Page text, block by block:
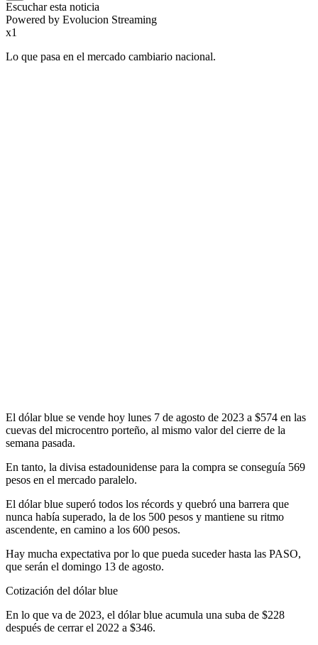
Escuchar esta noticia
Powered by Evolucion Streaming
x1
Lo que pasa en el mercado cambiario nacional.
El dólar blue se vende hoy lunes 7 de agosto de 2023 a $574 en las
cuevas del microcentro porteño, al mismo valor del cierre de la
semana pasada.
En tanto, la divisa estadounidense para la compra se conseguía 569
pesos en el mercado paralelo.
El dólar blue superó todos los récords y quebró una barrera que
nunca había superado, la de los 500 pesos y mantiene su ritmo
ascendente, en camino a los 600 pesos.
Hay mucha expectativa por lo que pueda suceder hasta las PASO,
que serán el domingo 13 de agosto.
Cotización del dólar blue
En lo que va de 2023, el dólar blue acumula una suba de $228
después de cerrar el 2022 a $346.